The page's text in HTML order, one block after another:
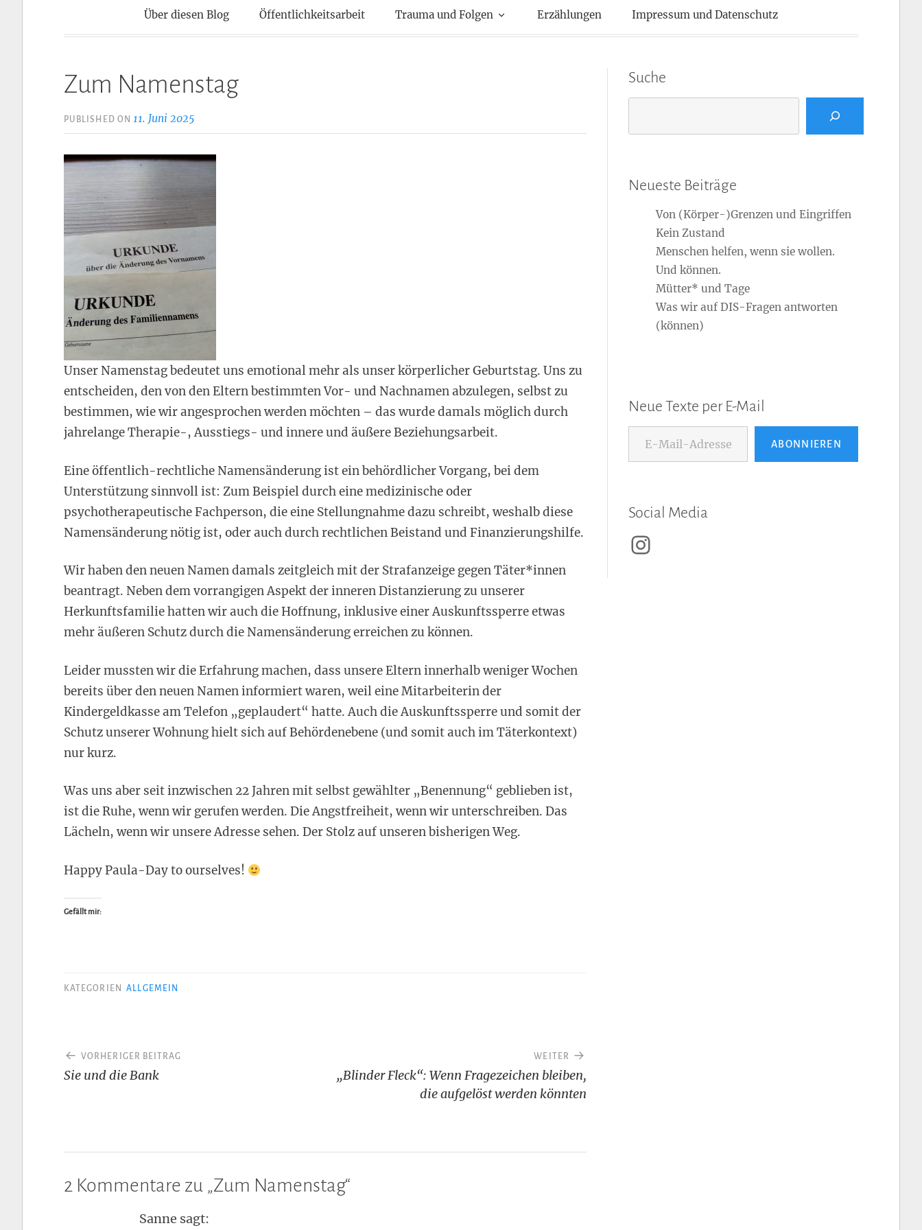
Kontaktpunkte
Über diesen Blog Öffentlichkeitsarbeit Trauma und Folgen Erzählungen Impressum und Datenschutz
Zum Namenstag
PUBLISHED ON11. Juni 2025
Unser Namenstag bedeutet uns emotional mehr als unser körperlicher Geburtstag. Uns zu
entscheiden, den von den Eltern bestimmten Vor- und Nachnamen abzulegen, selbst zu
bestimmen, wie wir angesprochen werden möchten – das wurde damals möglich durch
jahrelange Therapie-, Ausstiegs- und innere und äußere Beziehungsarbeit.
Eine öffentlich-rechtliche Namensänderung ist ein behördlicher Vorgang, bei dem
Unterstützung sinnvoll ist: Zum Beispiel durch eine medizinische oder
psychotherapeutische Fachperson, die eine Stellungnahme dazu schreibt, weshalb diese
Namensänderung nötig ist, oder auch durch rechtlichen Beistand und Finanzierungshilfe.
Wir haben den neuen Namen damals zeitgleich mit der Strafanzeige gegen Täter*innen
beantragt. Neben dem vorrangigen Aspekt der inneren Distanzierung zu unserer
Herkunftsfamilie hatten wir auch die Hoffnung, inklusive einer Auskunftssperre etwas
mehr äußeren Schutz durch die Namensänderung erreichen zu können.
Leider mussten wir die Erfahrung machen, dass unsere Eltern innerhalb weniger Wochen
bereits über den neuen Namen informiert waren, weil eine Mitarbeiterin der
Kindergeldkasse am Telefon „geplaudert“ hatte. Auch die Auskunftssperre und somit der
Schutz unserer Wohnung hielt sich auf Behördenebene (und somit auch im Täterkontext)
nur kurz.
Was uns aber seit inzwischen 22 Jahren mit selbst gewählter „Benennung“ geblieben ist,
ist die Ruhe, wenn wir gerufen werden. Die Angstfreiheit, wenn wir unterschreiben. Das
Lächeln, wenn wir unsere Adresse sehen. Der Stolz auf unseren bisherigen Weg.
Happy Paula-Day to ourselves!
Gefällt mir:
KATEGORIEN ALLGEMEIN
Beitragsnavigation
VORHERIGER BEITRAG
Sie und die Bank
WEITER
„Blinder Fleck“: Wenn Fragezeichen bleiben,
die aufgelöst werden könnten
2 Kommentare zu „Zum Namenstag“
Sanne sagt:
Suche
Neueste Beiträge
Von (Körper-)Grenzen und Eingriffen
Kein Zustand
Menschen helfen, wenn sie wollen.
Und können.
Mütter* und Tage
Was wir auf DIS-Fragen antworten
(können)
Neue Texte per E-Mail
E-Mail-Adresse...
ABONNIEREN
Social Media
Instagram